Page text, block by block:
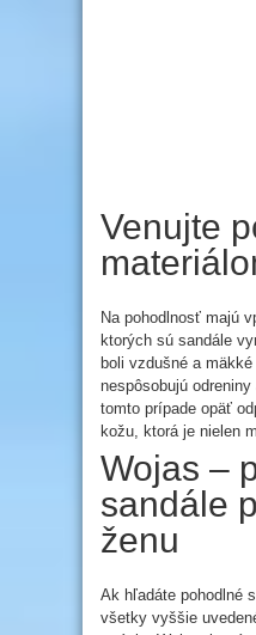
Venujte
Na pohodlnosť majú
ktorých sú sandále
boli vzdušné a
nespôsobujú
tomto prípade opäť
kožu, ktorá je nielen
Wojas –
sandále
ženu
Ak hľadáte pohodlné
všetky vyššie